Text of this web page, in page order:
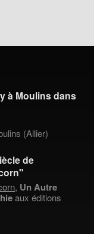
à Moulins dans
(Allier)
de
, Un Autre
aux éditions